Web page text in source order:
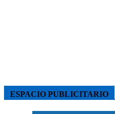
ESPACIO PUBLICITARIO